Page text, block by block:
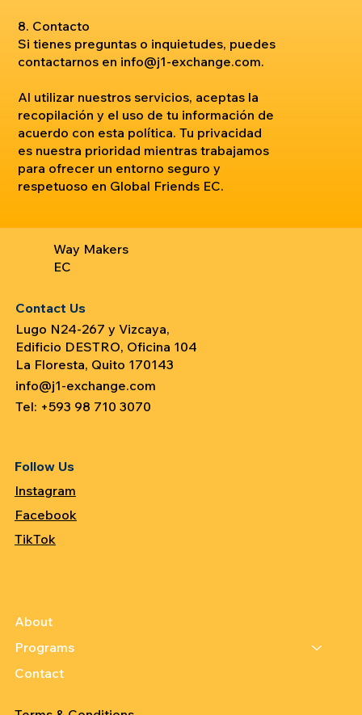
8. Contacto
Si tienes preguntas o inquietudes, puedes
contactarnos en info@j1-exchange.com.
Al utilizar nuestros servicios, aceptas la
recopilación y el uso de tu información de
acuerdo con esta política. Tu privacidad
es nuestra prioridad mientras trabajamos
para ofrecer un entorno seguro y
respetuoso en Global Friends EC.
About
Programs
Contact
Follow Us
Instagram
Facebook
TikTok
Contact Us
Lugo N24-267 y Vizcaya,
Edificio DESTRO, Oficina 104
La Floresta, Quito 170143
info@j1-exchange.com
Tel: +593 98 710 3070
Way Makers
EC